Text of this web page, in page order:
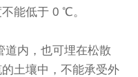
能低于 0 ℃。
道内，也可埋在松散
土壤中，不能承受外